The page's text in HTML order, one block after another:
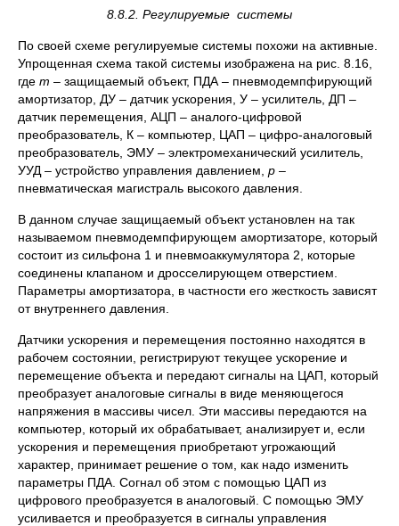
8.8.2. Регулируемые системы
По своей схеме регулируемые системы похожи на активные.
Упрощенная схема такой системы изображена на рис. 8.16,
где m – защищаемый объект, ПДА – пневмодемпфирующий
амортизатор, ДУ – датчик ускорения, У – усилитель, ДП –
датчик перемещения, АЦП – аналого-цифровой
преобразователь, К – компьютер, ЦАП – цифро-аналоговый
преобразователь, ЭМУ – электромеханический усилитель,
УУД – устройство управления давлением, p –
пневматическая магистраль высокого давления.
В данном случае защищаемый объект установлен на так
называемом пневмодемпфирующем амортизаторе, который
состоит из сильфона 1 и пневмоаккумулятора 2, которые
соединены клапаном и дросселирующем отверстием.
Параметры амортизатора, в частности его жесткость зависят
от внутреннего давления.
Датчики ускорения и перемещения постоянно находятся в
рабочем состоянии, регистрируют текущее ускорение и
перемещение объекта и передают сигналы на ЦАП, который
преобразует аналоговые сигналы в виде меняющегося
напряжения в массивы чисел. Эти массивы передаются на
компьютер, который их обрабатывает, анализирует и, если
ускорения и перемещения приобретают угрожающий
характер, принимает решение о том, как надо изменить
параметры ПДА. Согнал об этом с помощью ЦАП из
цифрового преобразуется в аналоговый. С помощью ЭМУ
усиливается и преобразуется в сигналы управления